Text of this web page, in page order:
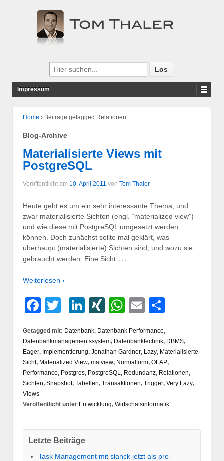
Impressum
Home › Beiträge getagged Relationen
Blog-Archive
Materialisierte Views mit
PostgreSQL
Veröffentlicht am 10. April 2011 von Tom Thaler
Heute geht es um ein sehr interessante Thema, und
zwar materialisierte Sichten (engl. “materialized view”)
und wie diese mit PostgreSQL umgesetzt werden
können. Doch zunächst sollte mal geklärt, was
überhaupt (materialisierte) Sichten sind, und wozu sie
gebraucht werden. Eine Sicht …
Weiterlesen ›
Facebook
TwitterLinkedIn
XINGWhatsApp
Email
Getagged mit: Datenbank, Datenbank Performance,
Datenbankmanagementssystem, Datenbanktechnik, DBMS,
Eager, Implementierung, Jonathan Gardner, Lazy, Materialisierte
Sicht, Materialized View, matview, Normalform, OLAP,
Performance, Postgres, PostgreSQL , Redundanz, Relationen,
Sichten, Snapshot, Tabellen, Transaktionen, Trigger, Very Lazy,
Views
Veröffentlicht unter Entwicklung, Wirtschatsinformatik
Letzte Beiträge
Task Management mit slanck jetzt als pre-